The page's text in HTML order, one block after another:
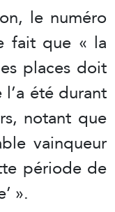
le numéro
fait que « la
places doit
été durant
notant que
vainqueur
période de
».